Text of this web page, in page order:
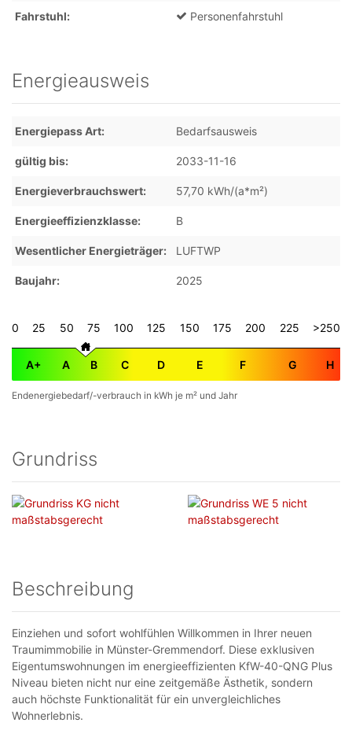
Fahrstuhl Personenfahrstuhl
Energieausweis
Energiepass Art Bedarfsausweis
gültig bis 2033-11-16
Energieverbrauchswert 57,70 kWh/(a*m²)
Energieeffizienzklasse B
Wesentlicher Energieträger LUFTWP
Baujahr 2025
0 25 50 75 100 125 150 175 200 225 >250
A+ A B C D E F G H
Endenergiebedarf/-verbrauch in kWh je m² und Jahr
Grundriss
Beschreibung
Einziehen und sofort wohlfühlen Willkommen in Ihrer neuen
Traumimmobilie in Münster-Gremmendorf. Diese exklusiven
Eigentumswohnungen im energieeffizienten KfW-40-QNG Plus
Niveau bieten nicht nur eine zeitgemäße Ästhetik, sondern
auch höchste Funktionalität für ein unvergleichliches
Wohnerlebnis.